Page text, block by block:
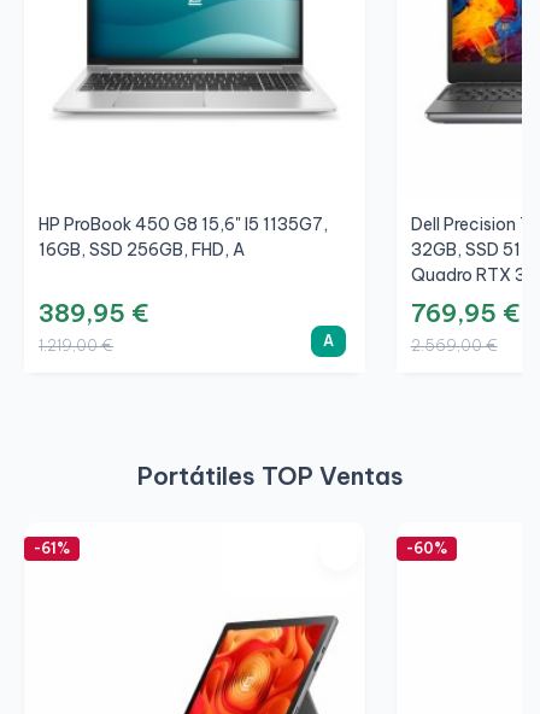
HP ProBook 450 G8 15,6" I5 1135G7,
16GB, SSD 256GB, FHD, A
389,95 €
1.219,00 € A
Dell Precision
32GB, SSD
Quadro RTX
769,95 €
2.569,00 €
Portátiles TOP Ventas
-61% -60%